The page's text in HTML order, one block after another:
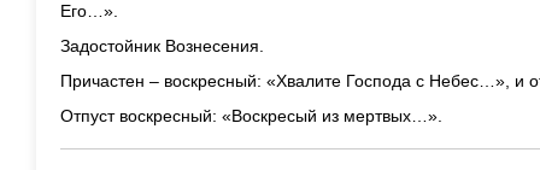
Его…».
Задостойник Вознесения.
Причастен – воскресный: «Хвалите Господа с Небес…», и
Отпуст воскресный: «Воскресый из мертвых…».